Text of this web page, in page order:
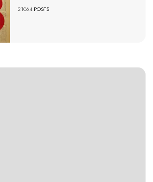
21064 POSTS